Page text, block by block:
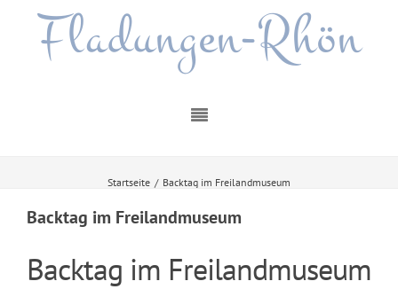
Fladungen-Rhön
Startseite / Backtag im Freilandmuseum
Backtag im Freilandmuseum
Backtag im Freilandmuseum